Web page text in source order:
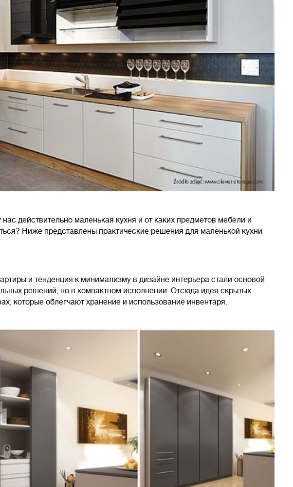
нас действительно маленькая кухня и от каких предметов мебели и
Ниже представлены практические решения для маленькой кухни
и тенденция к минимализму в дизайне интерьера стали основой
решений, но в компактном исполнении. Отсюда идея скрытых
которые облегчают хранение и использование инвентаря.